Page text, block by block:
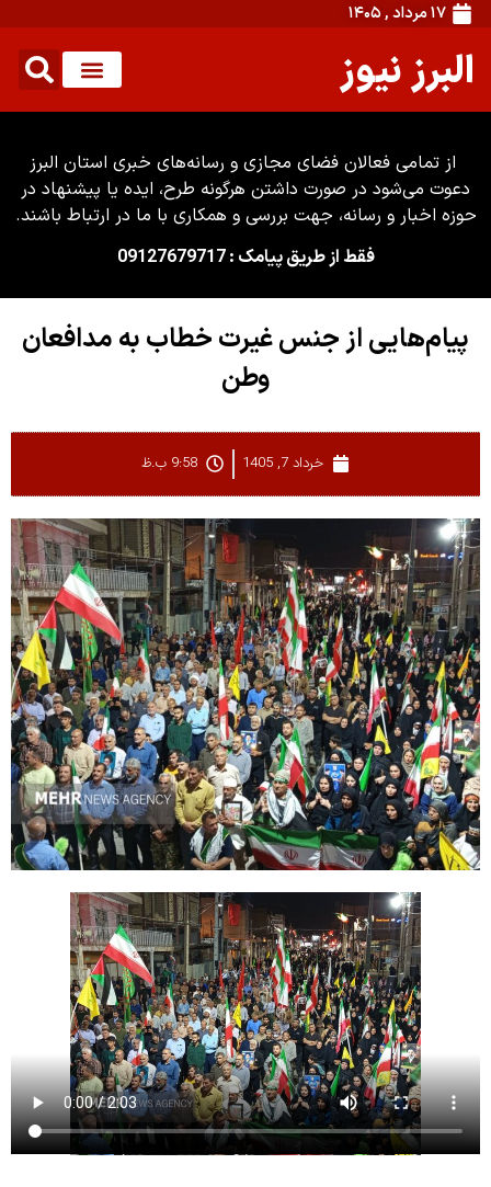
۱۷ مرداد , ۱۴۰۵
البرز نیوز
از تمامی فعالان فضای مجازی و رسانه‌های خبری استان البرز
دعوت می‌شود در صورت داشتن هرگونه طرح، ایده یا پیشنهاد در
حوزه اخبار و رسانه، جهت بررسی و همکاری با ما در ارتباط باشند.
فقط از طریق پیامک : 09127679717
پیام‌هایی از جنس غیرت خطاب به مدافعان
وطن
خرداد 7, 1405 9:58 ب.ظ